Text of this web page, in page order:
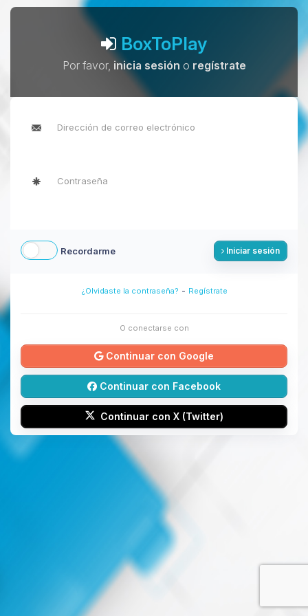
BoxToPlay
Por favor, inicia sesión o regístrate
Recordarme Iniciar sesión
¿Olvidaste la contraseña? - Regístrate
O conectarse con
Continuar con Google
Continuar con Facebook
Continuar con X (Twitter)